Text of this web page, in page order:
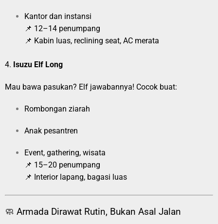
Kantor dan instansi
📌 12–14 penumpang
📌 Kabin luas, reclining seat, AC merata
4. Isuzu Elf Long
Mau bawa pasukan? Elf jawabannya! Cocok buat:
Rombongan ziarah
Anak pesantren
Event, gathering, wisata
📌 15–20 penumpang
📌 Interior lapang, bagasi luas
🧼 Armada Dirawat Rutin, Bukan Asal Jalan